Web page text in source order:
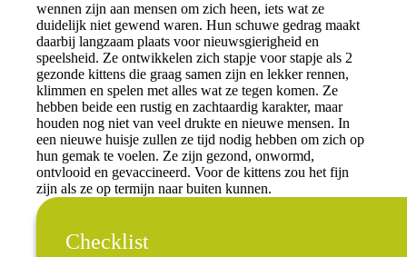
wennen zijn aan mensen om zich heen, iets wat ze
duidelijk niet gewend waren. Hun schuwe gedrag maakt
daarbij langzaam plaats voor nieuwsgierigheid en
speelsheid. Ze ontwikkelen zich stapje voor stapje als 2
gezonde kittens die graag samen zijn en lekker rennen,
klimmen en spelen met alles wat ze tegen komen. Ze
hebben beide een rustig en zachtaardig karakter, maar
houden nog niet van veel drukte en nieuwe mensen. In
een nieuwe huisje zullen ze tijd nodig hebben om zich op
hun gemak te voelen. Ze zijn gezond, onwormd,
ontvlooid en gevaccineerd. Voor de kittens zou het fijn
zijn als ze op termijn naar buiten kunnen.
Checklist